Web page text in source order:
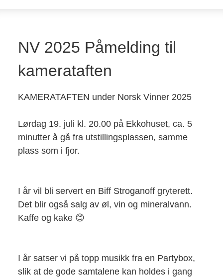
NV 2025 Påmelding til
kamerataften
KAMERATAFTEN under Norsk Vinner 2025
Lørdag 19. juli kl. 20.00 på Ekkohuset, ca. 5
minutter å gå fra utstillingsplassen, samme
plass som i fjor.
I år vil bli servert en Biff Stroganoff gryterett.
Det blir også salg av øl, vin og mineralvann.
Kaffe og kake 😊
I år satser vi på topp musikk fra en Partybox,
slik at de gode samtalene kan holdes i gang